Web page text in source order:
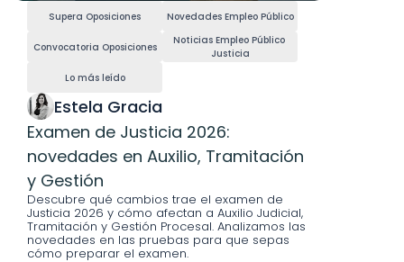
Supera Oposiciones Novedades Empleo Público
Convocatoria Oposiciones
Noticias Empleo Público
Justicia
Lo más leído
Estela Gracia
Examen de Justicia 2026:
novedades en Auxilio, Tramitación
y Gestión
Descubre qué cambios trae el examen de
Justicia 2026 y cómo afectan a Auxilio Judicial,
Tramitación y Gestión Procesal. Analizamos las
novedades en las pruebas para que sepas
cómo preparar el examen.